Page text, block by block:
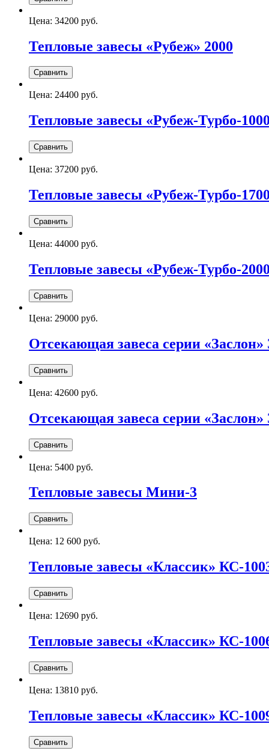
Цена: 34200 руб.
Тепловые завесы «Рубеж» 2000
Цена: 24400 руб.
Тепловые завесы «Рубеж-Турбо-
Цена: 37200 руб.
Тепловые завесы «Рубеж-Турбо-
Цена: 44000 руб.
Тепловые завесы «Рубеж-Турбо-
Цена: 29000 руб.
Отсекающая завеса серии «Заслон»
Цена: 42600 руб.
Отсекающая завеса серии «Заслон»
Цена: 5400 руб.
Тепловые завесы Мини-3
Цена: 12 600 руб.
Тепловые завесы «Классик» КС-
Цена: 12690 руб.
Тепловые завесы «Классик» КС-
Цена: 13810 руб.
Тепловые завесы «Классик» КС-